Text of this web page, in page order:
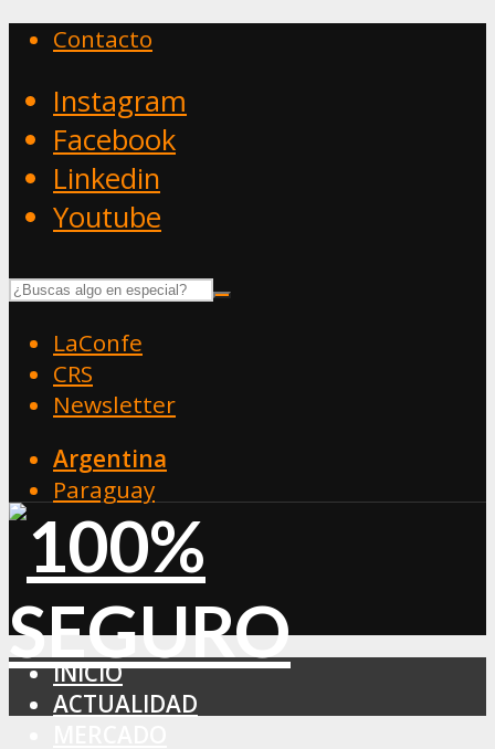
Contacto
Instagram
Facebook
Linkedin
Youtube
LaConfe
CRS
Newsletter
Argentina
Paraguay
INICIO
ACTUALIDAD